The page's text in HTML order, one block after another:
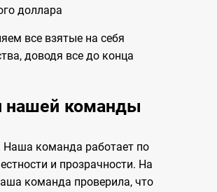
доллара
все взятые на себя
доводя все до конца
нашей команды
Наша команда работает по
и прозрачности. На
команда проверила, что